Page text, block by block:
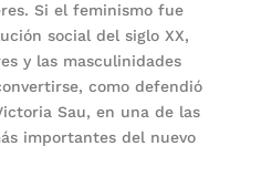
Si el feminismo fue
social del siglo XX,
y las masculinidades
como defendió
Sau, en una de las
importantes del nuevo